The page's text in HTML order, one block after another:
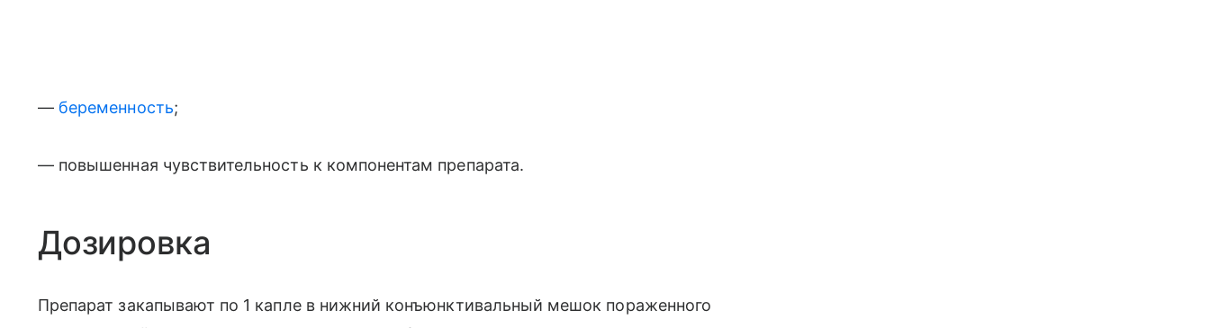
— беременность;
— повышенная чувствительность к компонентам препарата.
Дозировка
Препарат закапывают по 1 капле в нижний конъюнктивальный мешок пораженного